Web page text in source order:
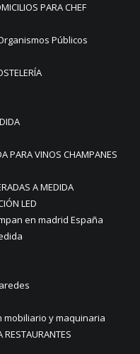
PARA CHEF
Públicos
PARA VINOS CHAMPANES
A MEDIDA
LED
en madrid España
y maquinaria